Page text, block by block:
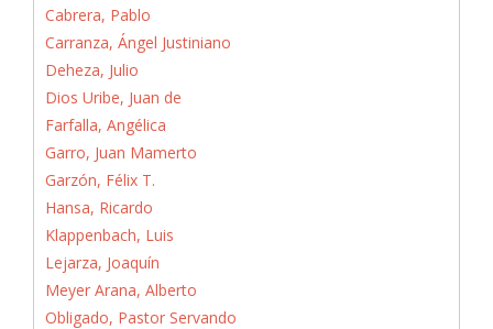
Cabrera, Pablo
Carranza, Ángel Justiniano
Deheza, Julio
Dios Uribe, Juan de
Farfalla, Angélica
Garro, Juan Mamerto
Garzón, Félix T.
Hansa, Ricardo
Klappenbach, Luis
Lejarza, Joaquín
Meyer Arana, Alberto
Obligado, Pastor Servando